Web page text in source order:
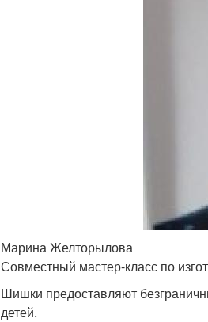
Марина Желторылова
Совместный мастер-класс по
Шишки предоставляют
детей.